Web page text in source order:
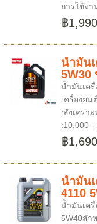
การใช้งา
฿1,990
น้ำมัน
5W30
น้ำมันเครื่
เครื่องยน
:สังเครา
:10,000
฿1,690
น้ำมัน
4110
น้ำมันเครื่
5W40สำ